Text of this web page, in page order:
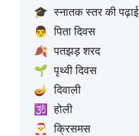
🎓 स्नातक स्तर की पढ़ाई
👨 पिता दिवस
🍂 पतझड़ शरद
🌱 पृथ्वी दिवस
🪔 दिवाली
🕉️
होली
🎅
क्रिसमस